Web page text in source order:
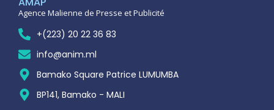
Agence Malienne de Presse et Publicité
+(223) 20 22 36 83
info@anim.ml
Bamako Square Patrice LUMUMBA
BP141, Bamako - MALI